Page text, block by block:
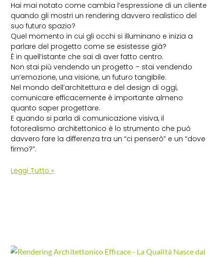
Hai mai notato come cambia l’espressione di un cliente
quando gli mostri un rendering davvero realistico del
suo futuro spazio?
Quel momento in cui gli occhi si illuminano e inizia a
parlare del progetto come se esistesse già?
È in quell’istante che sai di aver fatto centro.
Non stai più vendendo un progetto – stai vendendo
un’emozione, una visione, un futuro tangibile.
Nel mondo dell’architettura e del design di oggi,
comunicare efficacemente è importante almeno
quanto saper progettare.
E quando si parla di comunicazione visiva, il
fotorealismo architettonico è lo strumento che può
davvero fare la differenza tra un “ci penserò” e un “dove
firmo?”.
Leggi Tutto »